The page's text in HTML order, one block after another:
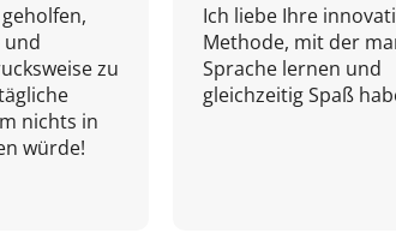
und
zu
nichts in
würde!
Ich liebe Ihre
Methode, mit der
Sprache lernen und
gleichzeitig Spaß